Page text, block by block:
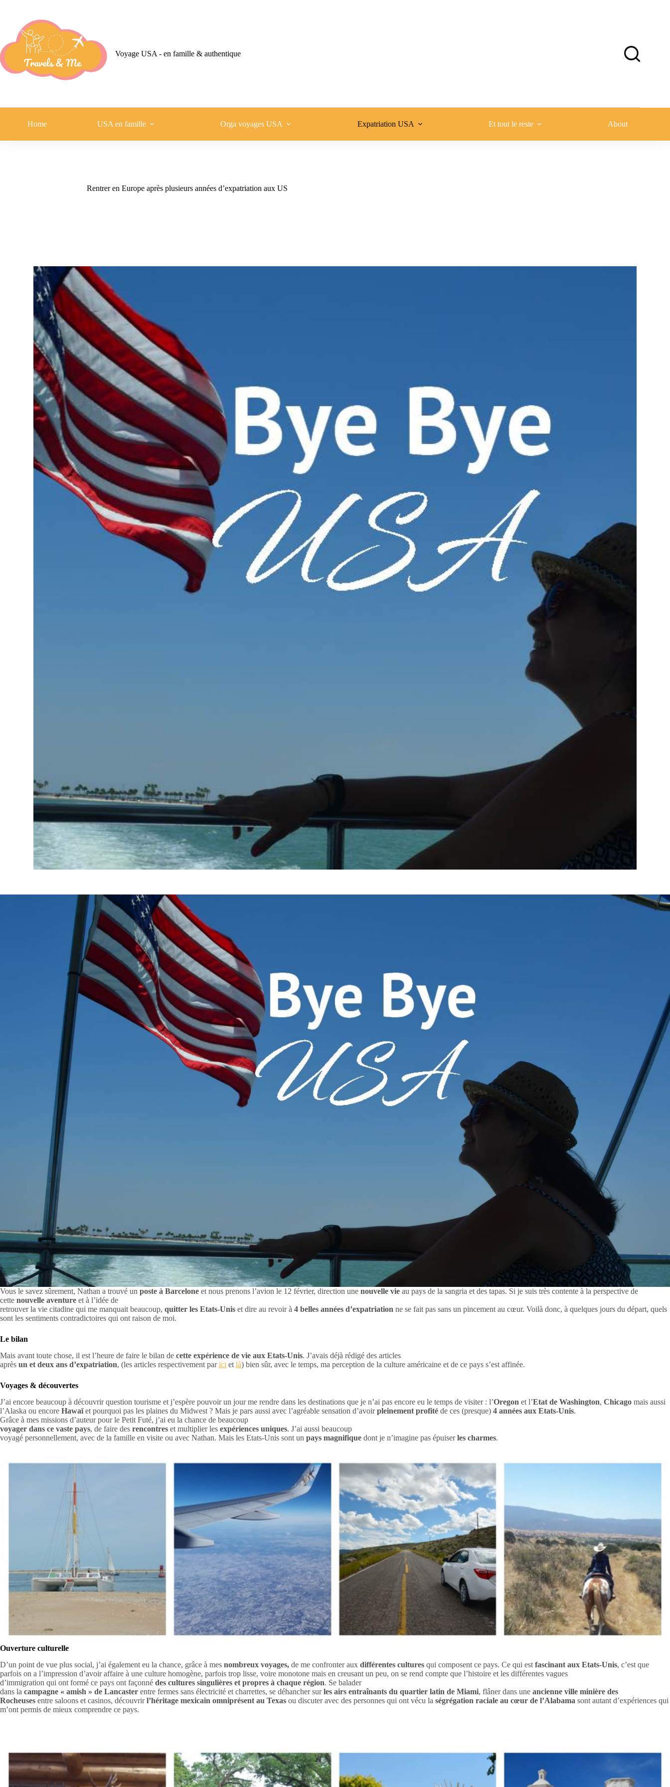
Voyage USA - en famille & authentique
Home USA en famille Orga voyages USA Expatriation USA Et tout le reste About
Rentrer en Europe après plusieurs années d’expatriation aux US
Vous le savez sûrement, Nathan a trouvé un poste à Barcelone et nous prenons l’avion le 12 février, direction une nouvelle vie au pays de la sangria et des tapas. Si je suis très contente à la perspective de
cette nouvelle aventure et à l’idée de
retrouver la vie citadine qui me manquait beaucoup, quitter les Etats-Unis et dire au revoir à 4 belles années d’expatriation ne se fait pas sans un pincement au cœur. Voilà donc, à quelques jours du départ, quels
sont les sentiments contradictoires qui ont raison de moi.
Le bilan
Mais avant toute chose, il est l’heure de faire le bilan de cette expérience de vie aux Etats-Unis. J’avais déjà rédigé des articles
après un et deux ans d’expatriation, (les articles respectivement parici et là) bien sûr, avec le temps, ma perception de la culture américaine et de ce pays s’est affinée.
Voyages & découvertes
J’ai encore beaucoup à découvrir question tourisme et j’espère pouvoir un jour me rendre dans les destinations que je n’ai pas encore eu le temps de visiter : l’Oregon et l’Etat de Washington, Chicago mais aussi
l’Alaska ou encore Hawaïet pourquoi pas les plaines du Midwest ? Mais je pars aussi avec l’agréable sensation d’avoirpleinement profité de ces (presque) 4 années aux Etats-Unis.
Grâce à mes missions d’auteur pour le Petit Futé, j’ai eu la chance de beaucoup
voyager dans ce vaste pays, de faire des rencontres et multiplier les expériences uniques. J’ai aussi beaucoup
voyagé personnellement, avec de la famille en visite ou avec Nathan. Mais les Etats-Unis sont un pays magnifique dont je n’imagine pas épuiserles charmes.
Ouverture culturelle
D’un point de vue plus social, j’ai également eu la chance, grâce à mes nombreux voyages, de me confronter aux différentes cultures qui composent ce pays. Ce qui est fascinant aux Etats-Unis, c’est que
parfois on a l’impression d’avoir affaire à une culture homogène, parfois trop lisse, voire monotone mais en creusant un peu, on se rend compte que l’histoire et les différentes vagues
d’immigration qui ont formé ce pays ont façonné des cultures singulières et propres à chaque région. Se balader
dans la campagne « amish » de Lancaster entre fermes sans électricité et charrettes, se déhancher surles airs entraînants du quartier latin de Miami, flâner dans une ancienne ville minière des
Rocheuses entre saloons et casinos, découvrirl’héritage mexicain omniprésent au Texas ou discuter avec des personnes qui ont vécu la ségrégation raciale au cœur de l’Alabama sont autant d’expériences qui
m’ont permis de mieux comprendre ce pays.